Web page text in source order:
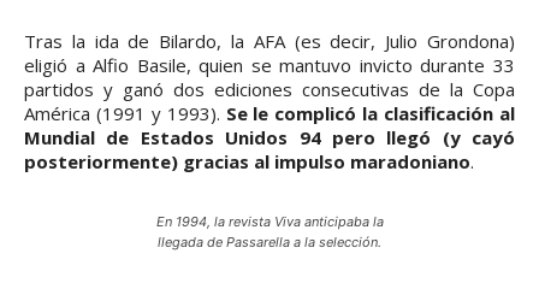
Tras la ida de Bilardo, la AFA (es decir, Julio Grondona)
eligió a Alfio Basile, quien se mantuvo invicto durante 33
partidos y ganó dos ediciones consecutivas de la Copa
América (1991 y 1993). Se le complicó la clasificación al
Mundial de Estados Unidos 94 pero llegó (y cayó
posteriormente) gracias al impulso maradoniano.
En 1994, la revista Viva anticipaba la
llegada de Passarella a la selección.